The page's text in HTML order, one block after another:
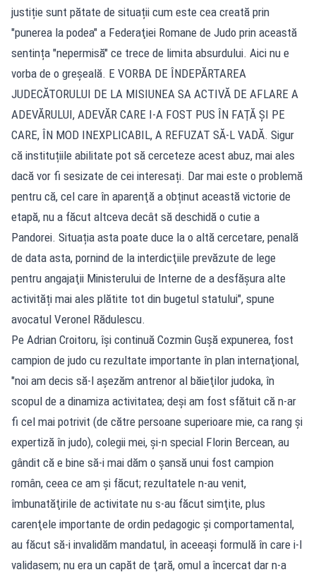
justiție sunt pătate de situații cum este cea creată prin
"punerea la podea" a Federaţiei Romane de Judo prin această
sentința "nepermisă" ce trece de limita absurdului. Aici nu e
vorba de o greșeală. E VORBA DE ÎNDEPĂRTAREA
JUDECĂTORULUI DE LA MISIUNEA SA ACTIVĂ DE AFLARE A
ADEVĂRULUI, ADEVĂR CARE I-A FOST PUS ÎN FAŢĂ ŞI PE
CARE, ÎN MOD INEXPLICABIL, A REFUZAT SĂ-L VADĂ. Sigur
că instituțiile abilitate pot să cerceteze acest abuz, mai ales
dacă vor fi sesizate de cei interesați. Dar mai este o problemă
pentru că, cel care în aparenţă a obținut această victorie de
etapă, nu a făcut altceva decât să deschidă o cutie a
Pandorei. Situația asta poate duce la o altă cercetare, penală
de data asta, pornind de la interdicţiile prevăzute de lege
pentru angajaţii Ministerului de Interne de a desfășura alte
activități mai ales plătite tot din bugetul statului", spune
avocatul Veronel Rădulescu.
Pe Adrian Croitoru, își continuă Cozmin Gușă expunerea, fost
campion de judo cu rezultate importante în plan internaţional,
"noi am decis să-l aşezăm antrenor al băieţilor judoka, în
scopul de a dinamiza activitatea; deşi am fost sfătuit că n-ar
fi cel mai potrivit (de către persoane superioare mie, ca rang şi
expertiză în judo), colegii mei, şi-n special Florin Bercean, au
gândit că e bine să-i mai dăm o şansă unui fost campion
român, ceea ce am şi făcut; rezultatele n-au venit,
îmbunatăţirile de activitate nu s-au făcut simţite, plus
carenţele importante de ordin pedagogic şi comportamental,
au făcut să-i invalidăm mandatul, în aceeaşi formulă în care i-l
validasem; nu era un capăt de ţară, omul a încercat dar n-a